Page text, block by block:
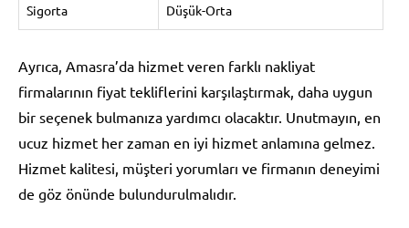
Sigorta Düşük-Orta
Ayrıca, Amasra’da hizmet veren farklı nakliyat
firmalarının fiyat tekliflerini karşılaştırmak, daha uygun
bir seçenek bulmanıza yardımcı olacaktır. Unutmayın, en
ucuz hizmet her zaman en iyi hizmet anlamına gelmez.
Hizmet kalitesi, müşteri yorumları ve firmanın deneyimi
de göz önünde bulundurulmalıdır.